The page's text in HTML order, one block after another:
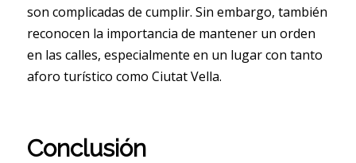
son complicadas de cumplir. Sin embargo, también
reconocen la importancia de mantener un orden
en las calles, especialmente en un lugar con tanto
aforo turístico como Ciutat Vella.
Conclusión